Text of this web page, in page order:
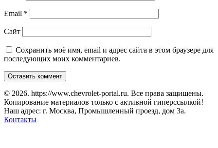
Email *
Сайт
Сохранить моё имя, email и адрес сайта в этом браузере для
последующих моих комментариев.
© 2026. https://www.chevrolet-portal.ru. Все права защищены.
Копирование материалов только с активной гиперссылкой!
Наш адрес: г. Москва, Промышленный проезд, дом 3а.
Контакты